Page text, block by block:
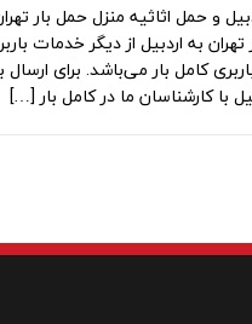
و حمل اثاثیه منزل حمل بار
تهران به اردبیل از دیگر خدمات
کامل بار می‌باشد. برای ارسال
با کارشناسان ما در کامل بار […]